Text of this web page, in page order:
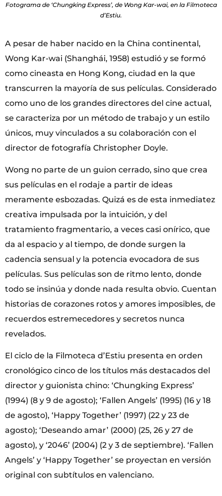
Fotograma de ‘Chungking Express’, de Wong Kar-wai, en la Filmoteca
d’Estiu.
A pesar de haber nacido en la China continental,
Wong Kar-wai (Shanghái, 1958) estudió y se formó
como cineasta en Hong Kong, ciudad en la que
transcurren la mayoría de sus películas. Considerado
como uno de los grandes directores del cine actual,
se caracteriza por un método de trabajo y un estilo
únicos, muy vinculados a su colaboración con el
director de fotografía Christopher Doyle.
Wong no parte de un guion cerrado, sino que crea
sus películas en el rodaje a partir de ideas
meramente esbozadas. Quizá es de esta inmediatez
creativa impulsada por la intuición, y del
tratamiento fragmentario, a veces casi onírico, que
da al espacio y al tiempo, de donde surgen la
cadencia sensual y la potencia evocadora de sus
películas. Sus películas son de ritmo lento, donde
todo se insinúa y donde nada resulta obvio. Cuentan
historias de corazones rotos y amores imposibles, de
recuerdos estremecedores y secretos nunca
revelados.
El ciclo de la Filmoteca d’Estiu presenta en orden
cronológico cinco de los títulos más destacados del
director y guionista chino: ‘Chungking Express’
(1994) (8 y 9 de agosto); ‘Fallen Angels’ (1995) (16 y 18
de agosto), ‘Happy Together’ (1997) (22 y 23 de
agosto); ‘Deseando amar’ (2000) (25, 26 y 27 de
agosto), y ‘2046’ (2004) (2 y 3 de septiembre). ‘Fallen
Angels’ y ‘Happy Together’ se proyectan en versión
original con subtítulos en valenciano.